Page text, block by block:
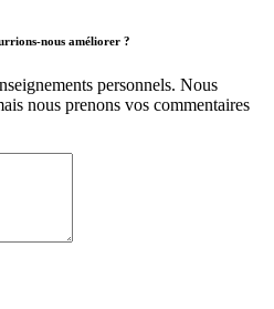
nous améliorer ?
personnels. Nous
nous prenons vos commentaires